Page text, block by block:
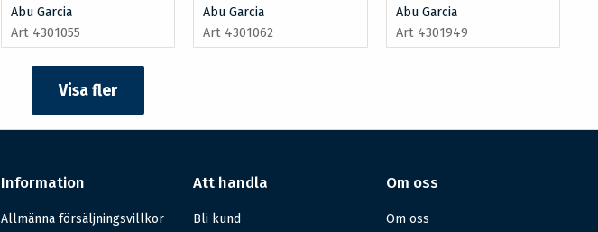
Abu Garcia
Art 4301055
Abu Garcia
Art 4301062
Abu Garcia
Art 4301949
Visa fler
Information
Allmänna försäljningsvillkor
Att handla
Bli kund
Om oss
Om oss